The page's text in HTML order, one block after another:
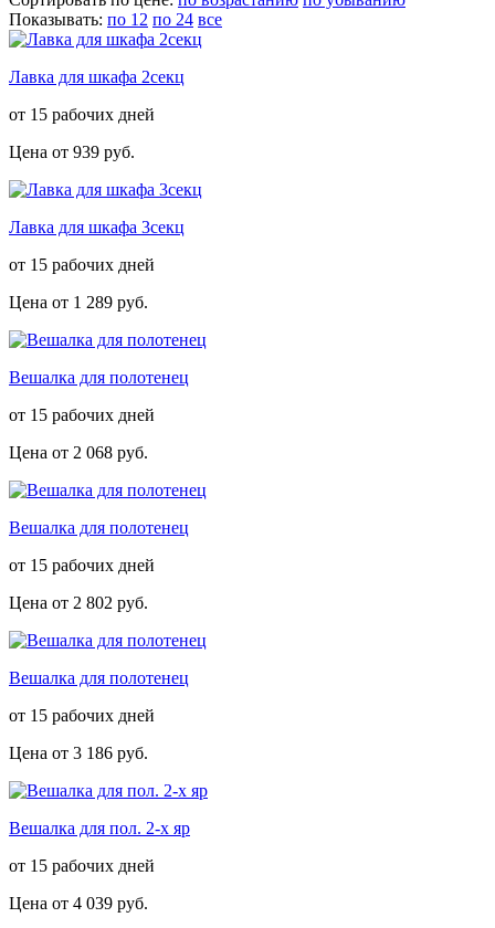
Показывать: по 12 по 24 все
Лавка для шкафа 2секц
от 15 рабочих дней
Цена от 939 руб.
Лавка для шкафа 3секц
от 15 рабочих дней
Цена от 1 289 руб.
Вешалка для полотенец
от 15 рабочих дней
Цена от 2 068 руб.
Вешалка для полотенец
от 15 рабочих дней
Цена от 2 802 руб.
Вешалка для полотенец
от 15 рабочих дней
Цена от 3 186 руб.
Вешалка для пол. 2-х яр
от 15 рабочих дней
Цена от 4 039 руб.